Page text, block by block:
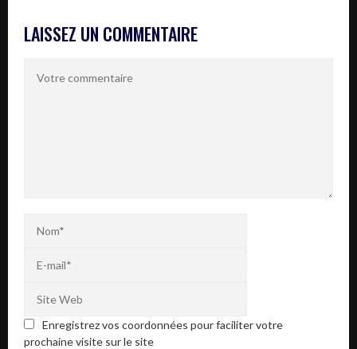
LAISSEZ UN COMMENTAIRE
Enregistrez vos coordonnées pour faciliter votre
prochaine visite sur le site